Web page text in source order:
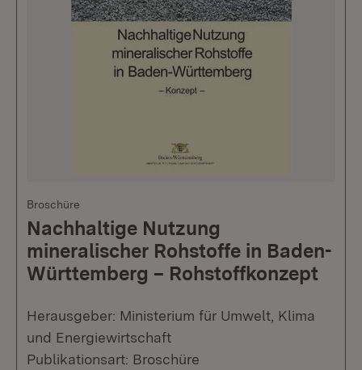
Broschüre
Nachhaltige Nutzung
mineralischer Rohstoffe in Baden-
Württemberg – Rohstoffkonzept
Herausgeber: Ministerium für Umwelt, Klima
und Energiewirtschaft
Publikationsart: Broschüre